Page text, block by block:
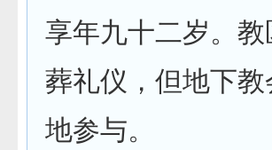
享年九十二岁。
葬礼仪，但地下
地参与。